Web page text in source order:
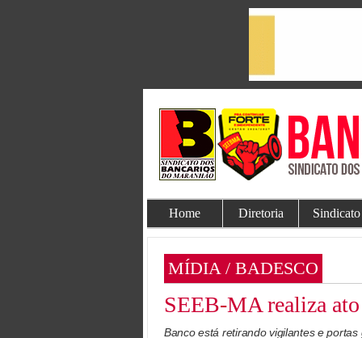
Home Diretoria Sindicato
MÍDIA / BADESCO
SEEB-MA realiza
Banco está retirando vigilantes e